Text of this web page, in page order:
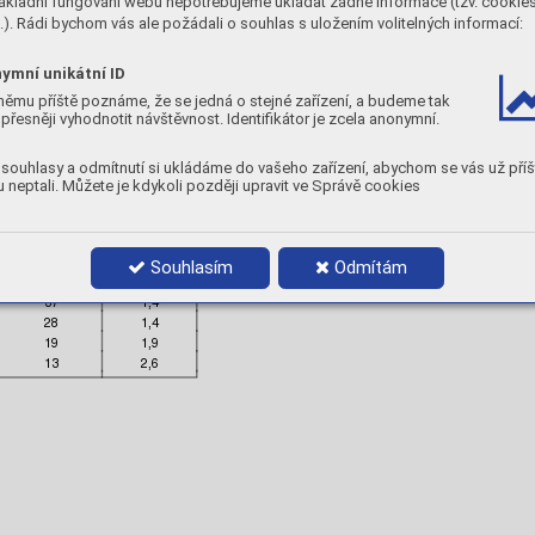
Rádi bychom vás ale požádali o souhlas s uložením volitelných informací:
unikátní ID
příště poznáme, že se jedná o stejné zařízení, a budeme tak
vyhodnotit návštěvnost. Identifikátor je zcela anonymní.
a odmítnutí si ukládáme do vašeho zařízení, abychom se vás už
neptali. Můžete je kdykoli později upravit ve Správě cookies
Souhlasím Odmítám
CV: -60 °C •
60 J
/ 100 g weld metal
0,8
37 1,4
28
1,4
19
1,9
13 2,6
Redry
ing temp
erature:

2,5 350 71642500 60-110